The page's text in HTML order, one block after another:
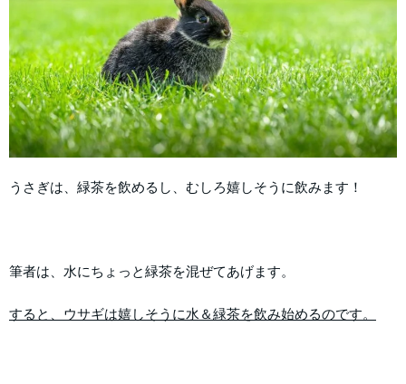
うさぎは、緑茶を飲めるし、むしろ嬉しそうに飲みます！
筆者は、水にちょっと緑茶を混ぜてあげます。
すると、ウサギは嬉しそうに水＆緑茶を飲み始めるのです。